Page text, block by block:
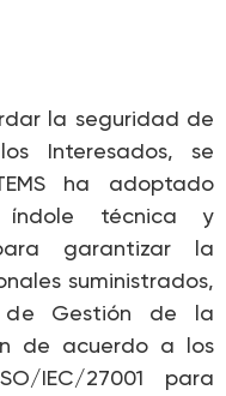
la seguridad de
Interesados, se
ha adoptado
técnica y
garantizar la
suministrados,
de Gestión de la
de acuerdo a los
IEC/27001 para